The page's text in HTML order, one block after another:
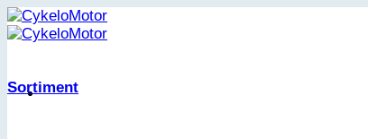
Skip
to
Sortiment